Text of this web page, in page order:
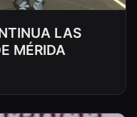
LAS
MÉRIDA